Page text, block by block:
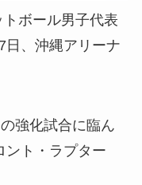
トボール男子代表
日、沖縄アリーナ
強化試合に臨ん
ント・ラプター